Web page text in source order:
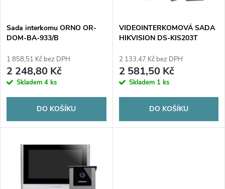
p
r
o
u
s
p
r
o
d
Sada interkomu ORNO OR-
DOM-BA-933/B
1 858,51 Kč bez DPH
2 248,80 Kč
Skladem 4 ks
DO KOŠÍKU
VIDEOINTERKOMOVÁ SADA
HIKVISION DS-KIS203T
2 133,47 Kč bez DPH
2 581,50 Kč
Skladem 1 ks
DO KOŠÍKU